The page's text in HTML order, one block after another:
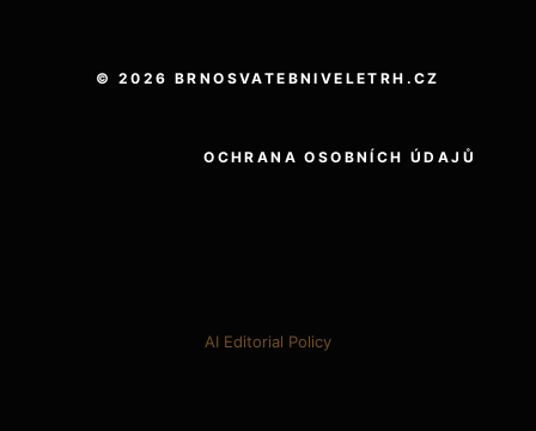
© 2026 BRNOSVATEBNIVELETRH.CZ
OCHRANA OSOBNÍCH ÚDAJŮ
AI Editorial Policy